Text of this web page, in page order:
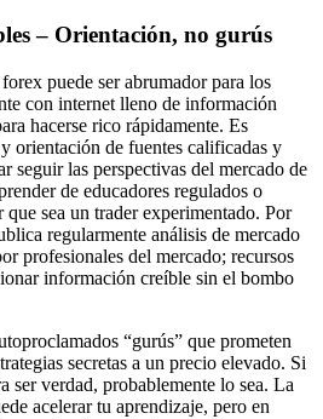
– Orientación, no gurús
puede ser abrumador para los
con internet lleno de información
hacerse rico rápidamente. Es
orientación de fuentes calificadas y
seguir las perspectivas del mercado de
de educadores regulados o
sea un trader experimentado. Por
regularmente análisis de mercado
profesionales del mercado; recursos
información creíble sin el bombo
“gurús” que prometen
secretas a un precio elevado. Si
ser verdad, probablemente lo sea. La
acelerar tu aprendizaje, pero en